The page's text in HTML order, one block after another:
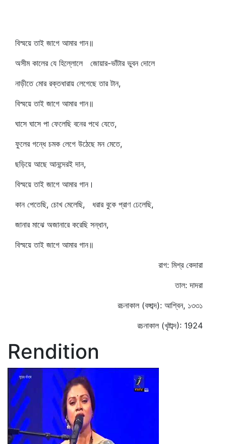
বিস্ময়ে তাই জাগে আমার গান॥
অসীম কালের যে হিল্লোলে জোয়ার-ভাঁটার ভুবন দোলে
নাড়ীতে মোর রক্তধারায় লেগেছে তার টান,
বিস্ময়ে তাই জাগে আমার গান॥
ঘাসে ঘাসে পা ফেলেছি বনের পথে যেতে,
ফুলের গন্ধে চমক লেগে উঠেছে মন মেতে,
ছড়িয়ে আছে আনন্দেরই দান,
বিস্ময়ে তাই জাগে আমার গান।
কান পেতেছি, চোখ মেলেছি, ধরার বুকে প্রাণ ঢেলেছি,
জানার মাঝে অজানারে করেছি সন্ধান,
বিস্ময়ে তাই জাগে আমার গান॥
রাগ: মিশ্র কেদারা
তাল: দাদরা
রচনাকাল (বঙ্গাব্দ): আশ্বিন, ১৩৩১
রচনাকাল (খৃষ্টাব্দ): 1924
Rendition